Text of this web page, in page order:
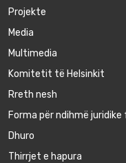
Projekte
Media
Multimedia
Komitetit të Helsinkit
Rreth nesh
Forma për ndihmë juridike
Dhuro
Thirrjet e hapura